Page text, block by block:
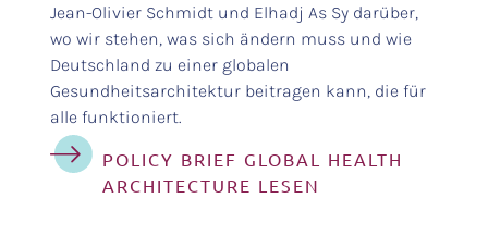
Jean-Olivier Schmidt und Elhadj As Sy darüber,
wo wir stehen, was sich ändern muss und wie
Deutschland zu einer globalen
Gesundheitsarchitektur beitragen kann, die für
alle funktioniert.
POLICY BRIEF GLOBAL HEALTH
ARCHITECTURE LESEN